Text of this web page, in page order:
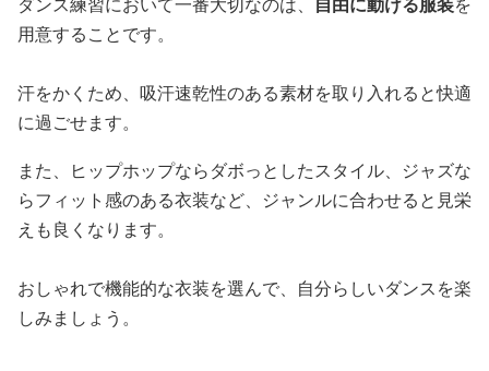
用意することです。
汗をかくため、吸汗速乾性のある素材を取り入れると快適
に過ごせます。
また、ヒップホップならダボっとしたスタイル、ジャズな
らフィット感のある衣装など、ジャンルに合わせると見栄
えも良くなります。
おしゃれで機能的な衣装を選んで、自分らしいダンスを楽
しみましょう。